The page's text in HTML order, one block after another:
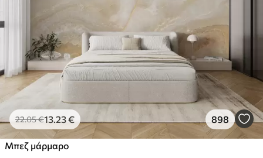
22.05€13 .23€ 898
Μπεζ μάρμαρο